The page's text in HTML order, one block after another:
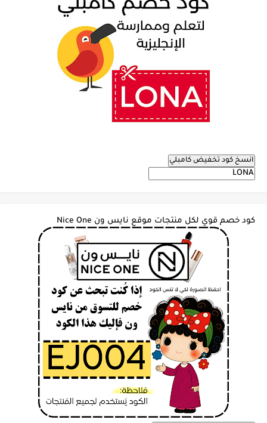
انسخ كود تخفيض كامبلي
كود خصم قوي لكل منتجات موقع نايس ون Nice One